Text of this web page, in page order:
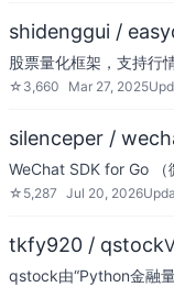
shidenggui /
股票量化框架，支持行
☆ 3,660 Mar 27, 2025
silenceper /
WeChat SDK for Go （
☆ 5,287 Jul 20, 2026
tkfy920 / qstock
qstock由“Python金融